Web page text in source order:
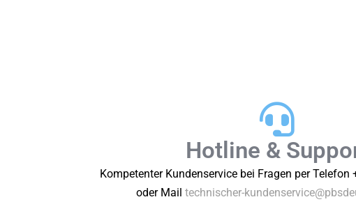
Hotline &
Kompetenter Kundenservice bei Fragen per Telefon
oder Mail technischer-